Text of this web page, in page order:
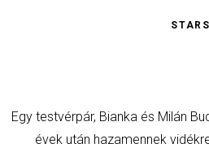
Egy testvérpár, Bianka és Milán
évek után hazamennek